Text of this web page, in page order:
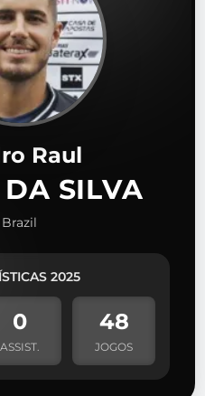
Raul
DA SILVA
Brazil
2025
0
ASSIST.
48
JOGOS